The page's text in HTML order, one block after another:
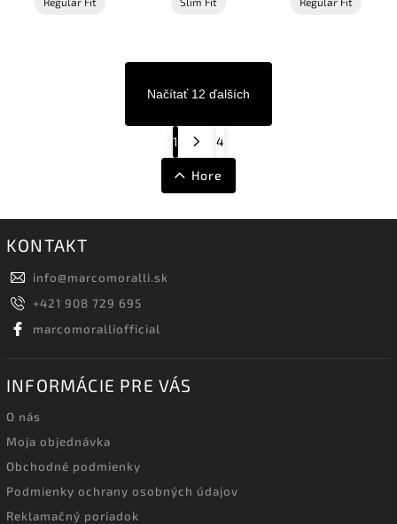
Načítať 12 ďalších
1 4
Hore
KONTAKT
info@marcomoralli.sk
+421 908 729 695
marcomoralliofficial
INFORMÁCIE PRE VÁS
O nás
Moja objednávka
Obchodné podmienky
Podmienky ochrany osobných údajov
Reklamačný poriadok